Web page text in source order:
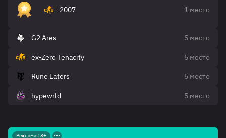
2007 1 место
G2 Ares 5 место
ex-Zero Tenacity 5 место
Rune Eaters 5 место
hypewrld 5 место
Реклама 18+